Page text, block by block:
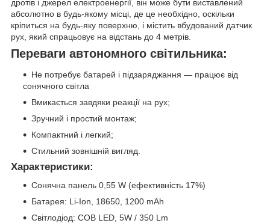
дротів і джерел електроенергії, він може бути виставлений
абсолютно в будь-якому місці, де це необхідно, оскільки
кріпиться на будь-яку поверхню, і містить вбудований датчик
рух, який спрацьовує на відстань до 4 метрів.
Переваги автономного світильника:
Не потребує батарей і підзаряджання — працює від
сонячного світла
Вмикається завдяки реакції на рух;
Зручний і простий монтаж;
Компактний і легкий;
Стильний зовнішній вигляд.
Характеристики:
Сонячна панель 0,55 W (ефективність 17%)
Батарея: Li-Ion, 18650, 1200 mAh
Світлодіод: COB LED, 5W / 350 Lm